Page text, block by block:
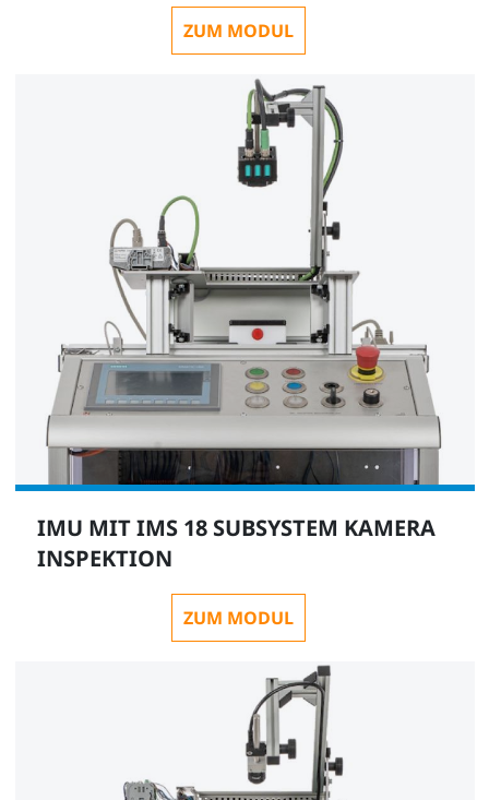
ZUM MODUL
IMU MIT IMS 18 SUBSYSTEM KAMERA
INSPEKTION
ZUM MODUL